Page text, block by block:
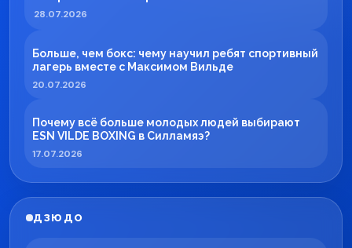
28.07.2026
Больше, чем бокс: чему научил ребят спортивный
лагерь вместе с Максимом Вильде
20.07.2026
Почему всё больше молодых людей выбирают
ESN VILDE BOXING в Силламяэ?
17.07.2026
ДЗЮДО